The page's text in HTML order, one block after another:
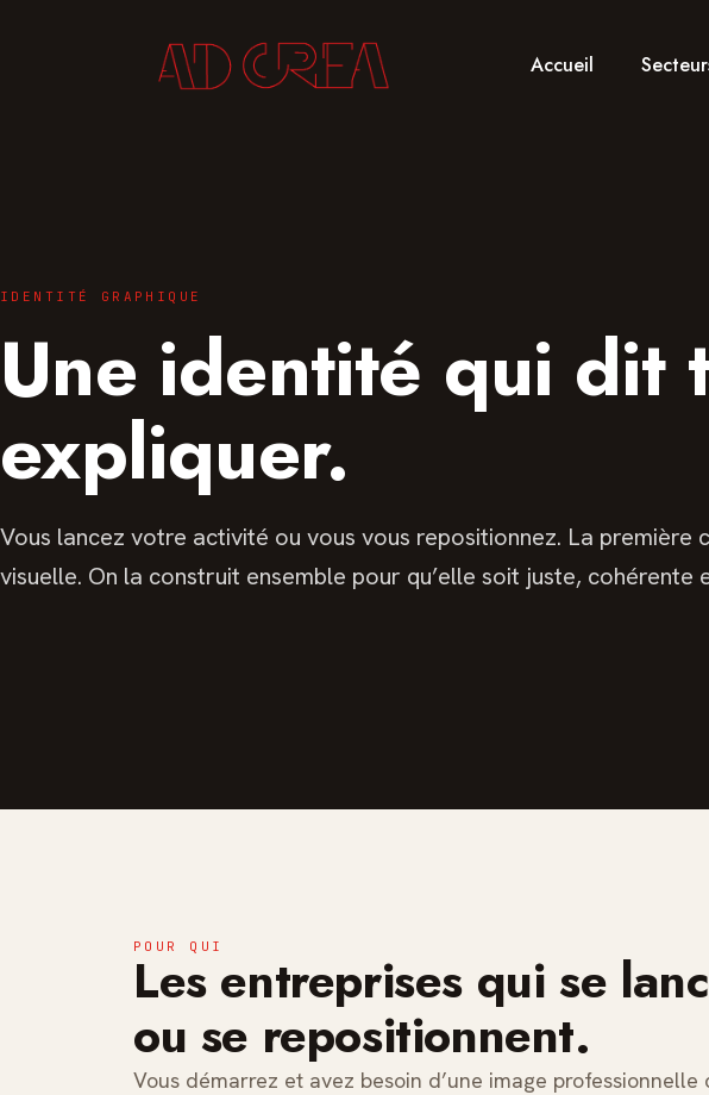
Accueil
IDENTITÉ GRAPHIQUE
Une identité qui dit
expliquer.
Vous lancez votre activité ou vous vous repositionnez. La
visuelle. On la construit ensemble pour qu’elle soit juste, cohérente
POUR QUI
Les entreprises qui se
ou se repositionnent.
Vous démarrez et avez besoin d’une image professionnelle